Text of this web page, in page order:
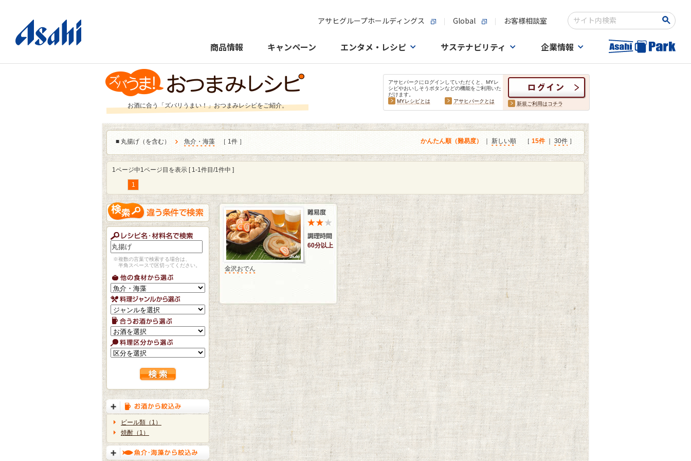
アサヒグループホールディングス Global お客様相談室
検索キーワード入力
商品情報 キャンペーン エンタメ・レシピ サステナビリティ 企業情報
お酒に合う「ズバリうまい！」おつまみレシピをご紹介。
アサヒパークにログインしていただくと、MYレ
シピやおいしそうボタンなどの機能をご利用いた
だけます。
MYレシピとは
アサヒパークとは 新規ご利用はコチラ
■ 丸揚げ（を含む） 魚介・海藻 ［ 1件 ］ かんたん順（難易度） 新しい順 ［ 15件｜ 30件 ］
1ページ中1ページ目を表示 [ 1-1件目/1件中 ]
1
※複数の言葉で検索する場合は、
半角スペースで区切ってください。
ビール類（1）
焼酎（1）
60分以上
金沢おでん